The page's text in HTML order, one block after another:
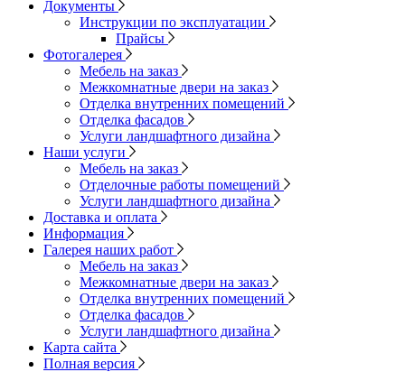
Документы
Инструкции по эксплуатации
Прайсы
Фотогалерея
Мебель на заказ
Межкомнатные двери на заказ
Отделка внутренних помещений
Отделка фасадов
Услуги ландшафтного дизайна
Наши услуги
Мебель на заказ
Отделочные работы помещений
Услуги ландшафтного дизайна
Доставка и оплата
Информация
Галерея наших работ
Мебель на заказ
Межкомнатные двери на заказ
Отделка внутренних помещений
Отделка фасадов
Услуги ландшафтного дизайна
Карта сайта
Полная версия